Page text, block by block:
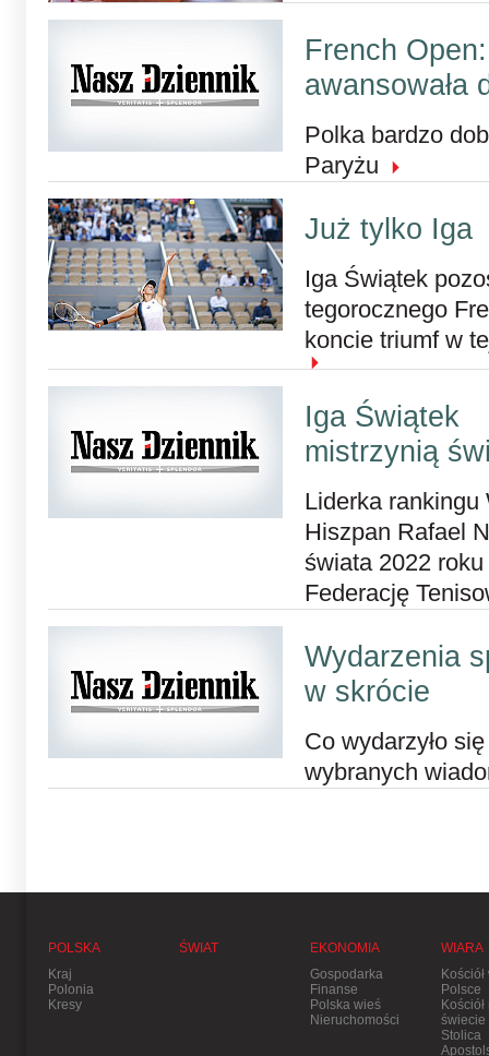
French
awansowała
Polka bardzo
Paryżu
Już tylko Iga
Iga Świątek
tegorocznego
koncie triumf w
Iga Świątek
mistrzynią
Liderka rankingu
Hiszpan Rafael
świata 2022
Federację
Wydarzenia
w skrócie
Co wydarzyło
wybranych
POLSKA
Kraj
Polonia
Kresy
ŚWIAT
EKONOMIA
Gospodarka
Finanse
Polska wieś
Nieruchomości
WIARA
Kościół
Polsce
Kościół
świecie
Stolica